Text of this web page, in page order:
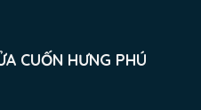
CUỐN HƯNG PHÚ